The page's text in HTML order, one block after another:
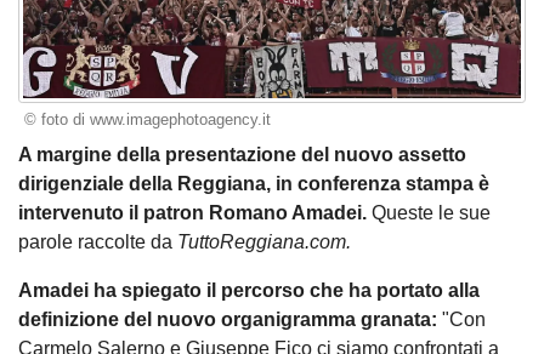
© foto di www.imagephotoagency.it
A margine della presentazione del nuovo assetto
dirigenziale della Reggiana, in conferenza stampa è
intervenuto il patron Romano Amadei. Queste le sue
parole raccolte da TuttoReggiana.com.
Amadei ha spiegato il percorso che ha portato alla
definizione del nuovo organigramma granata: "Con
Carmelo Salerno e Giuseppe Fico ci siamo confrontati a